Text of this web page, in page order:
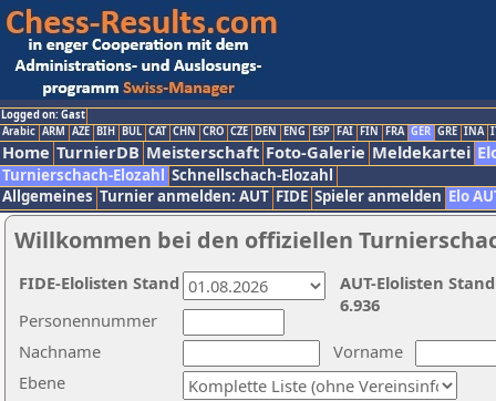
Logged on: Gast
Arabic ARM AZE BIH BUL CAT CHN CRO CZE DEN ENG ESP FAI FIN FRA GER GRE INA
Home TurnierDB Meisterschaft Foto-Galerie Meldekartei
Turnierschach-Elozahl Schnellschach-Elozahl
Allgemeines Turnier anmelden: AUT FIDE Spieler anmelden Elo
Willkommen bei den offiziellen
Nachname
Vorname
Ebene
Personennummer
AUT-Elolisten
6.936
FIDE-Elolisten Stand